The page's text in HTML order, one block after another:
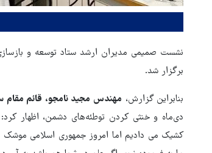
برگزار شد.
بنابراین گزارش، مهندس مجید نامجو، قائم مقام
دی‌ماه و خنثی کردن توطئه‌های دشمن، اظهار
کشیک می دادیم اما امروز جمهوری اسلامی موشک